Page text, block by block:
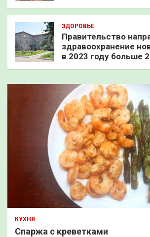
ЗДОРОВЬЕ
Правительство
здравоохранение
в 2023 году больше
КУХНЯ
Спаржа с креветками